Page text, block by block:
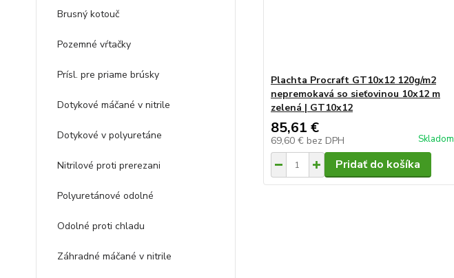
Brusný kotouč
Pozemné vŕtačky
Prísl. pre priame brúsky
Dotykové máčané v nitrile
Dotykové v polyuretáne
Nitrilové proti prerezani
Polyuretánové odolné
Odolné proti chladu
Záhradné máčané v nitrile
Plachta Procraft GT10x12 120g/m2
nepremokavá so sieťovinou 10x12 m
zelená | GT10x12
85,61 €
69,60 € bez DPH Skladom
Pridať do košíka